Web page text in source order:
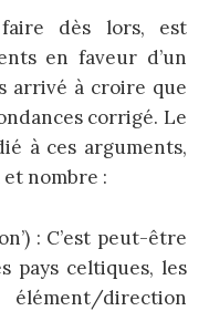
dès lors, est
en faveur d’un
arrivé à croire que
corrigé. Le
à ces arguments,
nombre :
: C’est peut-être
pays celtiques, les
direction